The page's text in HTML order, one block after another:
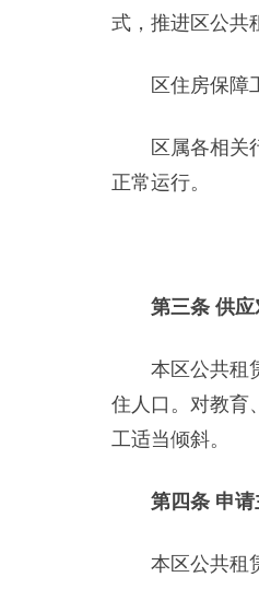
式，推进区公共
区住房保障工
区属各相关行
正常运行。
第三条 供应
本区公共租赁
住人口。对教育
工适当倾斜。
第四条 申请
本区公共租赁